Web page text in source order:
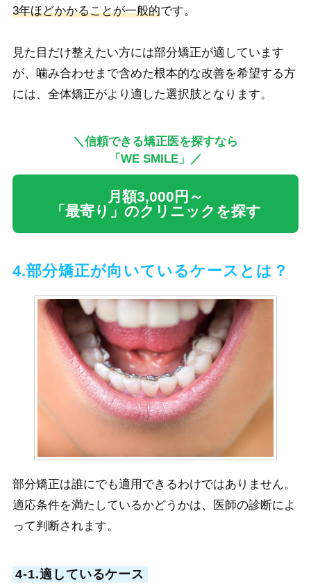
3年ほどかかることが一般的です。
見た目だけ整えたい方には部分矯正が適しています
が、噛み合わせまで含めた根本的な改善を希望する方
には、全体矯正がより適した選択肢となります。
＼信頼できる矯正医を探すなら
「WE SMILE」／
月額3,000円～
「最寄り」のクリニックを探す
4.部分矯正が向いているケースとは？
部分矯正は誰にでも適用できるわけではありません。
適応条件を満たしているかどうかは、医師の診断によ
って判断されます。
4-1.適しているケース